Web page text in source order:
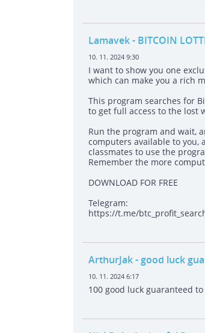
Lamavek- BITCOIN
10. 11. 2024 9:30
I want to show you one
which can make you a rich
This program searches for
to get full access to the lost
Run the program and wait,
computers available to you,
classmates to use the
Remember the more
DOWNLOAD FOR FREE
Telegram:
https://t.me/
ArthurJak- good luck
10. 11. 2024 6:17
100 good luck guaranteed